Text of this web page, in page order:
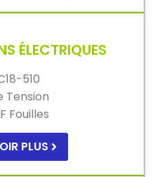
ÉLECTRIQUES
510
Tension
Fouilles
PLUS